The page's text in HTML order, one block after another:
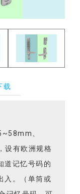
载
、
设有欧洲规格
道记忆号码的
入。（单筒或